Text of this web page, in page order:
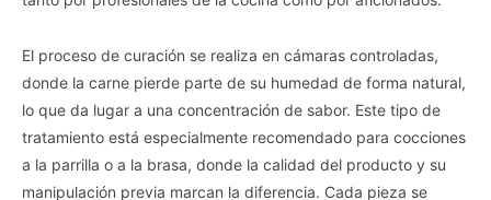
El proceso de curación se realiza en cámaras controladas,
donde la carne pierde parte de su humedad de forma natural,
lo que da lugar a una concentración de sabor. Este tipo de
tratamiento está especialmente recomendado para cocciones
a la parrilla o a la brasa, donde la calidad del producto y su
manipulación previa marcan la diferencia. Cada pieza se